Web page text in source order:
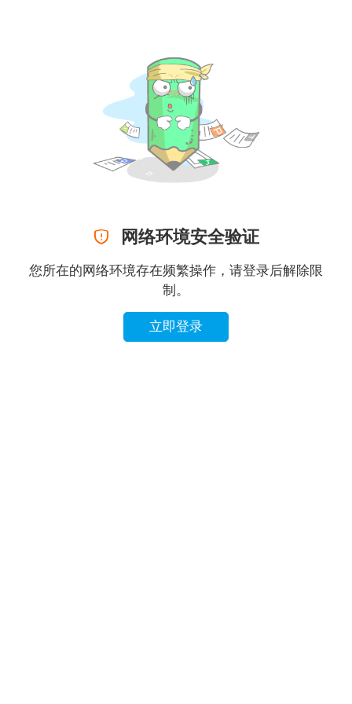
 网络环境安全验证
您所在的网络环境存在频繁操作，请登录后解除限
制。
立即登录